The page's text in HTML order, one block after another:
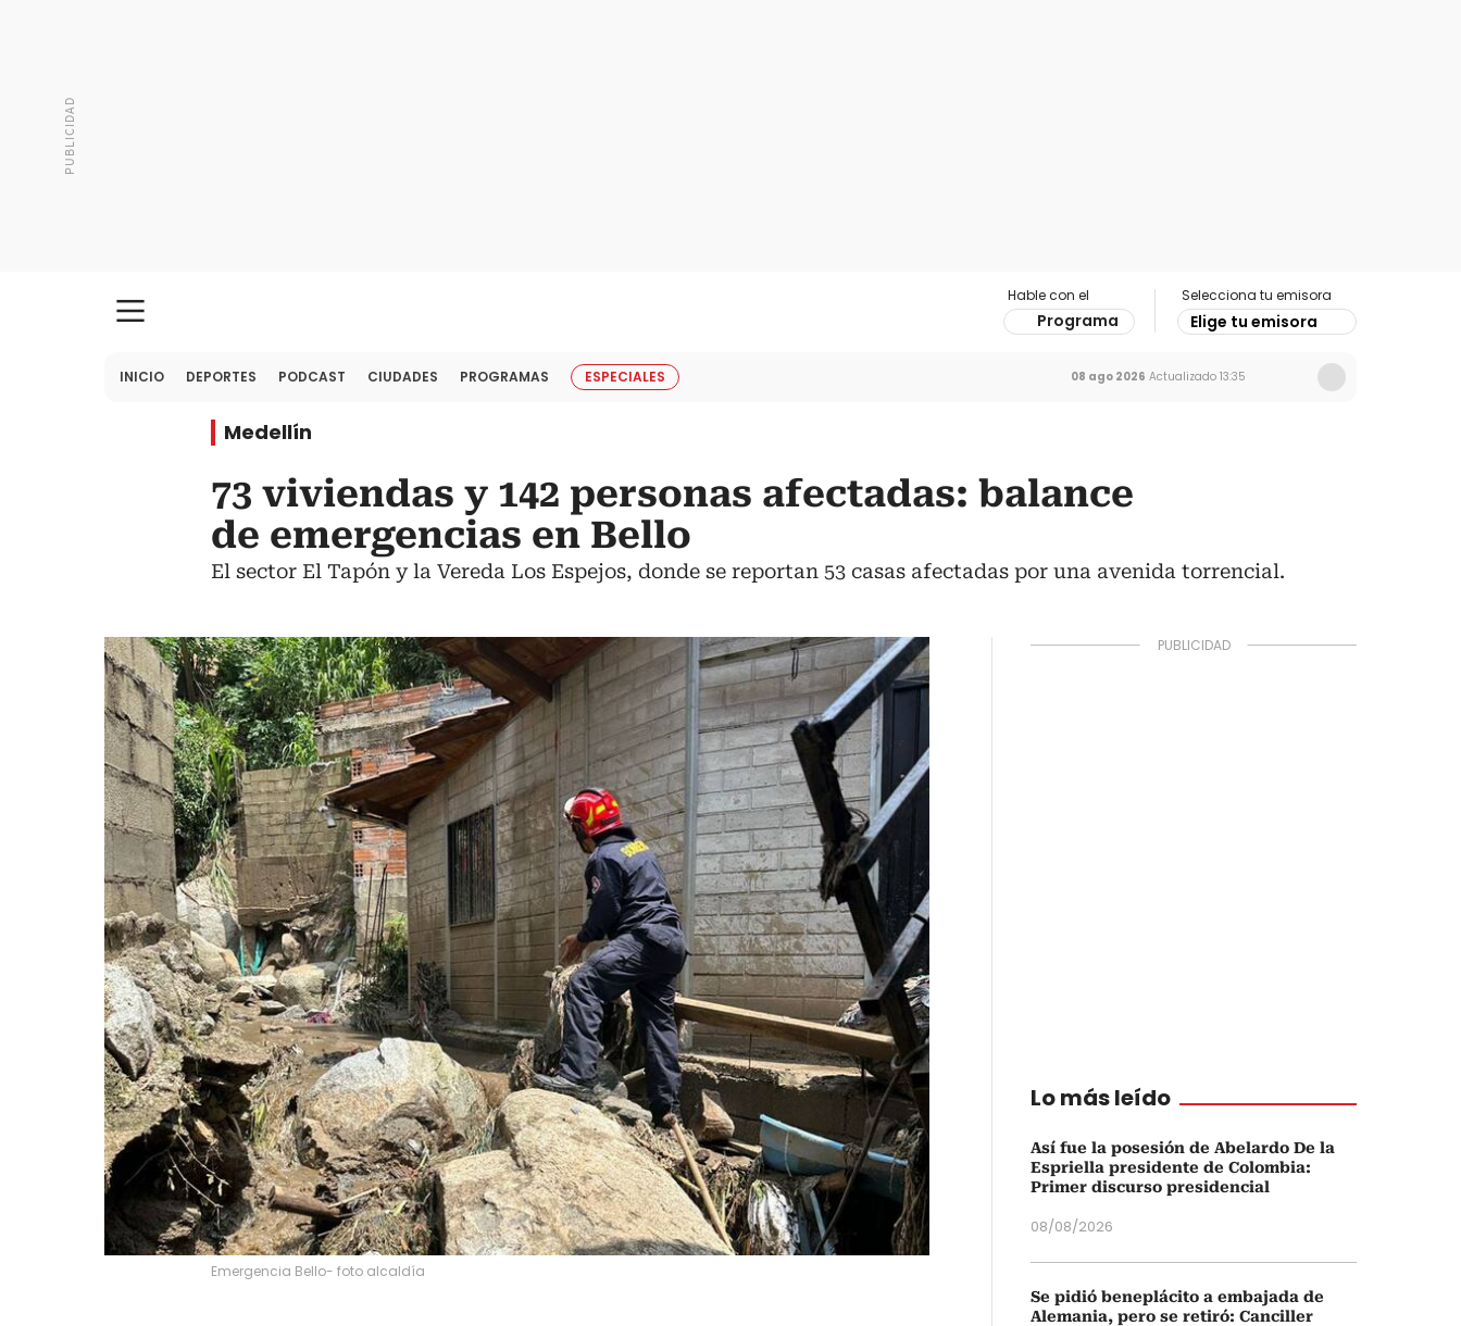
Hable con el
Programa
Selecciona tu emisora
Elige tu emisora
INICIO DEPORTES PODCAST CIUDADES PROGRAMAS ESPECIALES 08 ago 2026 Actualizado 13:35
Medellín
73 viviendas y 142 personas afectadas: balance
de emergencias en Bello
El sector El Tapón y la Vereda Los Espejos, donde se reportan 53 casas afectadas por una avenida torrencial.
Emergencia Bello- foto alcaldía
Lo más leído
Así fue la posesión de Abelardo De la
Espriella presidente de Colombia:
Primer discurso presidencial
08/08/2026
Se pidió beneplácito a embajada de
Alemania, pero se retiró: Canciller